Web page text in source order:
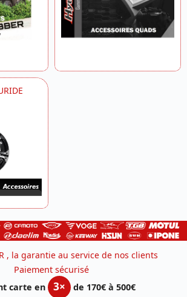
, la garantie au service de nos clients
Paiement sécurisé
carte en
3×
de 170€ à 500€